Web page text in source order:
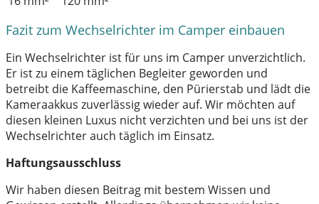
Fazit zum Wechselrichter im Camper einbauen
Ein Wechselrichter ist für uns im Camper unverzichtlich.
Er ist zu einem täglichen Begleiter geworden und
betreibt die Kaffeemaschine, den Pürierstab und lädt die
Kameraakkus zuverlässig wieder auf. Wir möchten auf
diesen kleinen Luxus nicht verzichten und bei uns ist der
Wechselrichter auch täglich im Einsatz.
Haftungsausschluss
Wir haben diesen Beitrag mit bestem Wissen und